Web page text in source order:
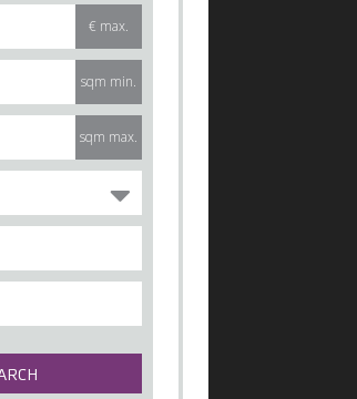
€ max.
sqm min.
sqm max.